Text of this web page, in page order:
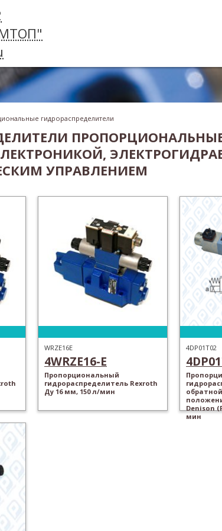
гидрораспределители
УПРАВЛЕНИЕМ
WRZE16E
4WRZE16-E
Пропорциональный
гидрораспределитель Rexroth
Ду 16 мм, 150 л/мин
4DP01T02
Denison
мин